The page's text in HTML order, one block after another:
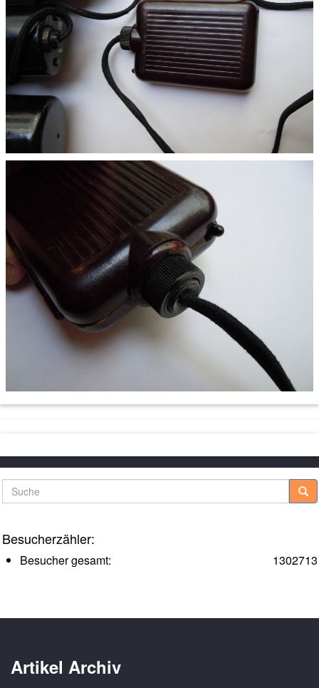
Suche
Besucherzähler:
1302713
Besucher gesamt:
Artikel Archiv